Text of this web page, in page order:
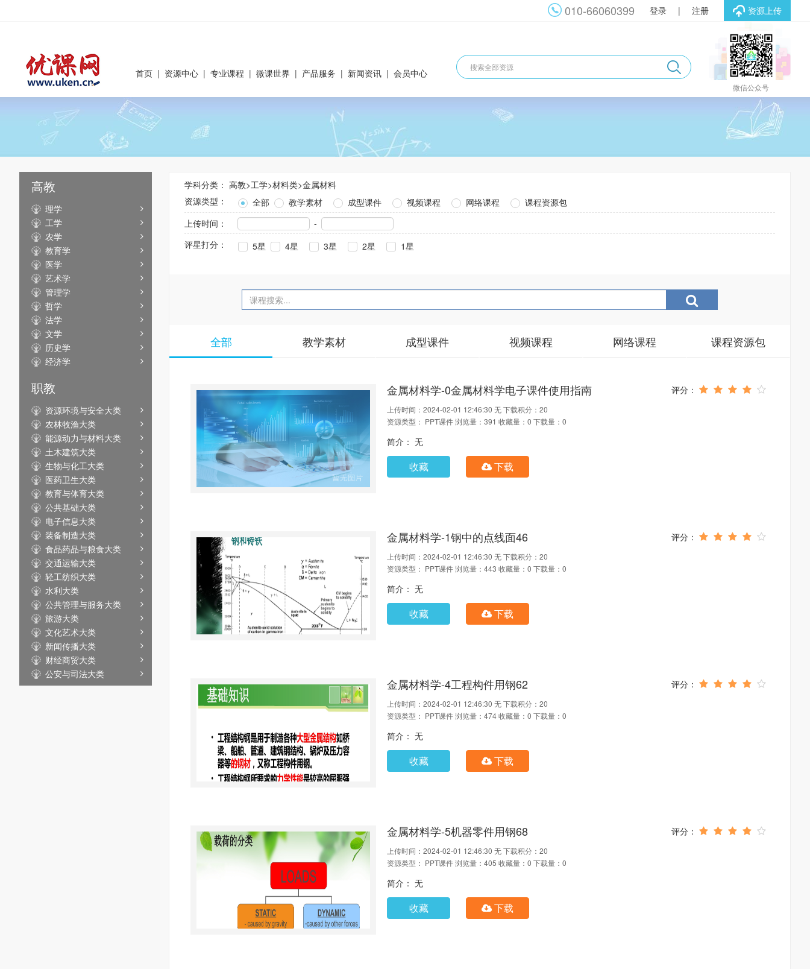
资源上传
登录 | 注册
010-66060399
微信公众号
首页 | 资源中心 | 专业课程 | 微课世界 | 产品服务 | 新闻资讯 | 会员中心
高教
理学
工学
农学
教育学
医学
艺术学
管理学
哲学
法学
文学
历史学
经济学
职教
资源环境与安全大类
农林牧渔大类
能源动力与材料大类
土木建筑大类
生物与化工大类
医药卫生大类
教育与体育大类
公共基础大类
电子信息大类
装备制造大类
食品药品与粮食大类
交通运输大类
轻工纺织大类
水利大类
公共管理与服务大类
旅游大类
文化艺术大类
新闻传播大类
财经商贸大类
公安与司法大类
学科分类： 高教>工学>材料类>金属材料
资源类型：
全部 教学素材 成型课件 视频课程 网络课程
课程资源包
上传时间：
-
评星打分：
5星 4星 3星 2星 1星
全部 教学素材 成型课件 视频课程 网络课程 课程资源包
金属材料学-0金属材料学电子课件使用指南
上传时间：2024-02-01 12:46:30 无下载积分：20
资源类型： PPT课件浏览量：391 收藏量：0 下载量：0
简介： 无
收藏 下载
金属材料学-1钢中的点线面46
上传时间：2024-02-01 12:46:30 无下载积分：20
资源类型： PPT课件浏览量：443 收藏量：0 下载量：0
简介： 无
收藏 下载
金属材料学-4工程构件用钢62
上传时间：2024-02-01 12:46:30 无下载积分：20
资源类型： PPT课件浏览量：474收藏量：0 下载量：0
简介： 无
收藏 下载
金属材料学-5机器零件用钢68
上传时间：2024-02-01 12:46:30 无下载积分：20
资源类型： PPT课件浏览量：405 收藏量：0 下载量：0
简介： 无
收藏 下载